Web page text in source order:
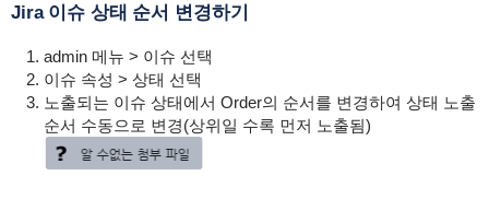
Jira 이슈 상태 순서 변경하기
admin 메뉴 > 이슈 선택
이슈 속성 > 상태 선택
노출되는 이슈 상태에서 Order의 순서를 변경하여 상태 노출
순서 수동으로 변경(상위일 수록 먼저 노출됨)